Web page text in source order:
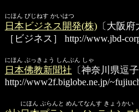
にほん びじねす かいはつ
日本ビジネス開発(株) 〔大阪
［ビジネス］
http://www.jbd-
にほん ぶっきょう しんぶん しゃ
日本佛教新聞社 〔神奈川県逗
http://www2f.biglobe.ne.jp/
にほん ぷらんと めんてなんす きょうかい